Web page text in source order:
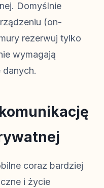
Domyślnie
(on-
rezerwuj tylko
wymagają
coraz bardziej
i życie